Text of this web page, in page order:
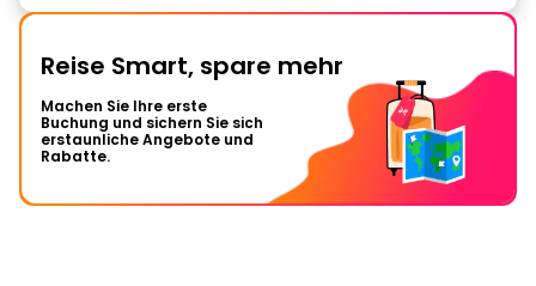
Reise Smart, spare mehr
Machen Sie Ihre erste
Buchung und sichern Sie sich
erstaunliche Angebote und
Rabatte.